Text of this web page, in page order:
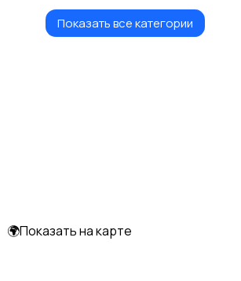
Рули, джойстики,
Показать все категории
🌍Показать на карте